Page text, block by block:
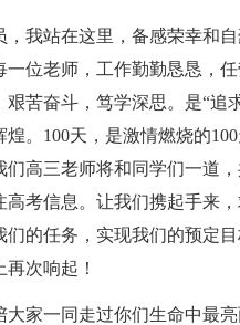
我站在这里，备感荣幸和
一位老师，工作勤勤恳恳，
苦奋斗，笃学深思。是“追
。100天，是激情燃烧的
们高三老师将和同学们一道
考信息。让我们携起手来
的任务，实现我们的预定
次响起！
家一同走过你们生命中最